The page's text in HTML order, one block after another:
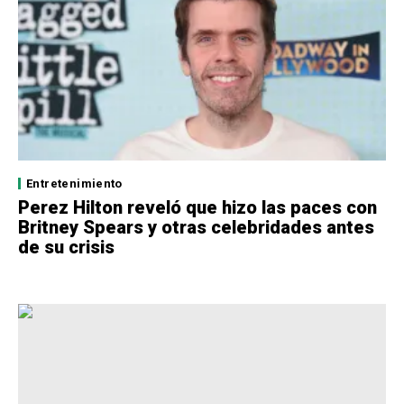
Entretenimiento
Perez Hilton reveló que hizo las paces con
Britney Spears y otras celebridades antes
de su crisis